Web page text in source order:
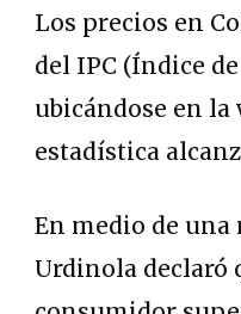
Los precios en
del IPC (Índice
ubicándose en la
estadística
En medio de una
Urdinola declaró